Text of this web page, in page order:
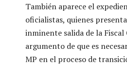
También aparece el
oficialistas, quienes
inminente salida de la
argumento de que es
MP en el proceso de